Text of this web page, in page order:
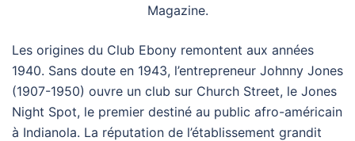
Magazine.
Les origines du Club Ebony remontent aux années
1940. Sans doute en 1943, l’entrepreneur Johnny Jones
(1907-1950) ouvre un club sur Church Street, le Jones
Night Spot, le premier destiné au public afro-américain
à Indianola. La réputation de l’établissement grandit